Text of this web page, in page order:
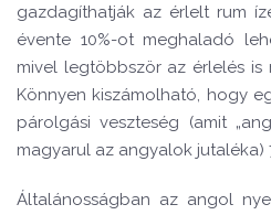
gazdagíthatják az érlelt rum
évente 10%-ot meghaladó
mivel legtöbbször az érlelés is
Könnyen kiszámolható, hogy
párolgási veszteség (amit
magyarul az angyalok jutaléka)
Általánosságban az angol